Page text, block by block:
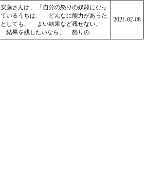
安藤さんは、 「自分の怒りの奴隷になっ
ているうちは、 どんなに能力があった
としても、 よい結果など残せない。
結果を残したいなら、 怒りの
2021-02-08